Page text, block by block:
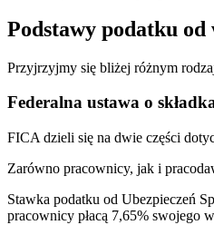
Podstawy podatku od
Przyjrzyjmy się bliżej różnym
Federalna ustawa o
FICA dzieli się na dwie części
Zarówno pracownicy, jak i
Stawka podatku od Ubezpieczeń
pracownicy płacą 7,65% swojego